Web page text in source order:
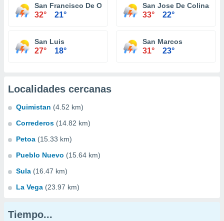
San Francisco De Ojuera
32° 21°
San Jose De Colinas
33° 22°
San Luis
27° 18°
San Marcos
31° 23°
Localidades cercanas
Quimistan (4.52 km)
Correderos (14.82 km)
Petoa (15.33 km)
Pueblo Nuevo (15.64 km)
Sula (16.47 km)
La Vega (23.97 km)
Tiempo...